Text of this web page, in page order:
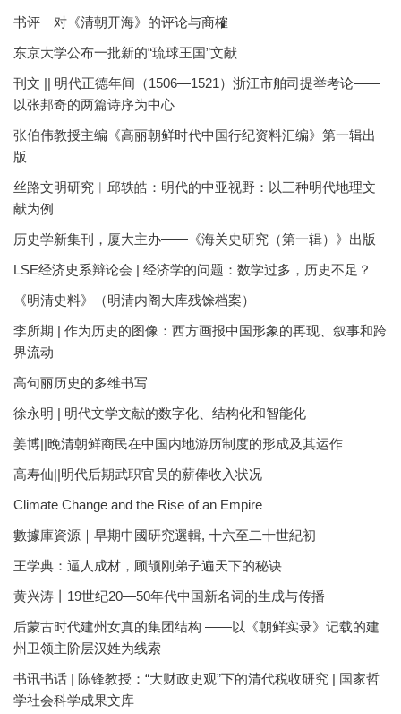
书评｜对《清朝开海》的评论与商榷
东京大学公布一批新的“琉球王国”文献
刊文 || 明代正德年间（1506—1521）浙江市舶司提举考论——
以张邦奇的两篇诗序为中心
张伯伟教授主编《高丽朝鲜时代中国行纪资料汇编》第一辑出
版
丝路文明研究︱邱轶皓：明代的中亚视野：以三种明代地理文
献为例
历史学新集刊，厦大主办——《海关史研究（第一辑）》出版
LSE经济史系辩论会 | 经济学的问题：数学过多，历史不足？
《明清史料》（明清内阁大库残馀档案）
李所期 | 作为历史的图像：西方画报中国形象的再现、叙事和跨
界流动
高句丽历史的多维书写
徐永明 | 明代文学文献的数字化、结构化和智能化
姜博||晚清朝鲜商民在中国内地游历制度的形成及其运作
高寿仙||明代后期武职官员的薪俸收入状况
Climate Change and the Rise of an Empire
數據庫資源｜早期中國研究選輯, 十六至二十世紀初
王学典：逼人成材，顾颉刚弟子遍天下的秘诀
黄兴涛丨19世纪20—50年代中国新名词的生成与传播
后蒙古时代建州女真的集团结构 ——以《朝鲜实录》记载的建
州卫领主阶层汉姓为线索
书讯书话 | 陈锋教授：“大财政史观”下的清代税收研究 | 国家哲
学社会科学成果文库